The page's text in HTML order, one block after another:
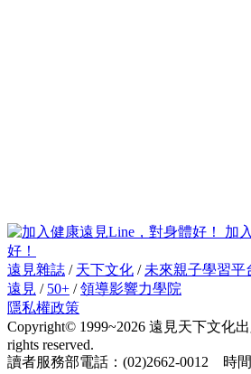
加
好！
遠見雜誌 / 天下文化 / 未來親子學習平
遠見 / 50+ /領導影響力學院
隱私權政策
Copyright© 1999~2026 遠見天下文化
rights reserved.
讀者服務部電話：(02)2662-0012 時